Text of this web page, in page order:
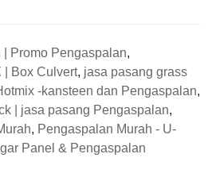
| Promo Pengaspalan,
| Box Culvert, jasa pasang grass
-kansteen dan Pengaspalan,
| jasa pasang Pengaspalan,
, Pengaspalan Murah - U-
Panel & Pengaspalan